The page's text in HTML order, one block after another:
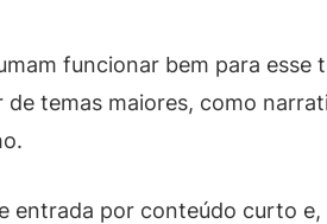
funcionar bem para esse
temas maiores, como
entrada por conteúdo curto